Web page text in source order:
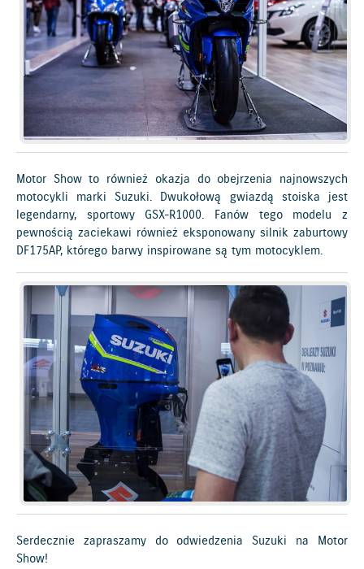
Motor Show to również okazja do obejrzenia najnowszych
motocykli marki Suzuki. Dwukołową gwiazdą stoiska jest
legendarny, sportowy GSX-R1000. Fanów tego modelu z
pewnością zaciekawi również eksponowany silnik zaburtowy
DF175AP, którego barwy inspirowane są tym motocyklem.
Serdecznie zapraszamy do odwiedzenia Suzuki na Motor
Show!